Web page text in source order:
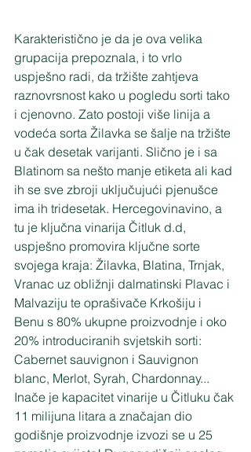
Karakteristično je da je ova velika
grupacija prepoznala, i to vrlo
uspješno radi, da tržište zahtjeva
raznovrsnost kako u pogledu sorti tako
i cjenovno. Zato postoji više linija a
vodeća sorta Žilavka se šalje na tržište
u čak desetak varijanti. Slično je i sa
Blatinom sa nešto manje etiketa ali kad
ih se sve zbroji uključujući pjenušce
ima ih tridesetak. Hercegovinavino, a
tu je ključna vinarija Čitluk d.d,
uspješno promovira ključne sorte
svojega kraja: Žilavka, Blatina, Trnjak,
Vranac uz obližnji dalmatinski Plavac i
Malvaziju te oprašivače Krkošiju i
Benu s 80% ukupne proizvodnje i oko
20% introduciranih svjetskih sorti:
Cabernet sauvignon i Sauvignon
blanc, Merlot, Syrah, Chardonnay...
Inače je kapacitet vinarije u Čitluku čak
11 milijuna litara a značajan dio
godišnje proizvodnje izvozi se u 25